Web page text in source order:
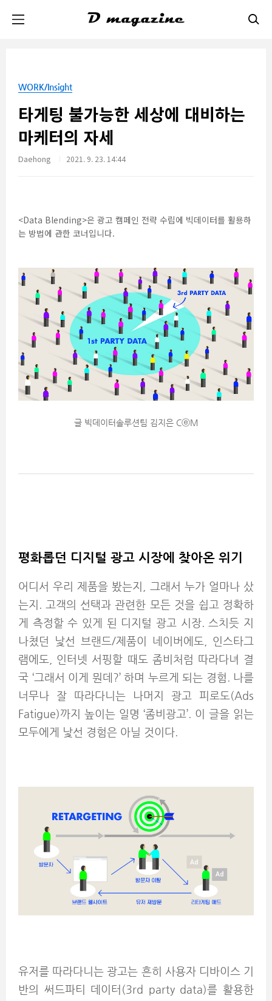
WORK/Insight
타게팅 불가능한 세상에 대비하는
마케터의 자세
Daehong 2021. 9. 23. 14:44
<Data Blending>은 광고 캠페인 전략 수립에 빅데이터를 활용하
는 방법에 관한 코너입니다.
글 빅데이터솔루션팀 김지은 CⓔM
평화롭던 디지털 광고 시장에 찾아온 위기
어디서 우리 제품을 봤는지, 그래서 누가 얼마나 샀
는지. 고객의 선택과 관련한 모든 것을 쉽고 정확하
게 측정할 수 있게 된 디지털 광고 시장. 스치듯 지
나쳤던 낯선 브랜드/제품이 네이버에도, 인스타그
램에도, 인터넷 서핑할 때도 좀비처럼 따라다녀 결
국 ‘그래서 이게 뭔데?’ 하며 누르게 되는 경험. 나를
너무나 잘 따라다니는 나머지 광고 피로도(Ads
Fatigue)까지 높이는 일명 ‘좀비광고’. 이 글을 읽는
모두에게 낯선 경험은 아닐 것이다.
유저를 따라다니는 광고는 흔히 사용자 디바이스 기
반의 써드파티 데이터(3rd party data)를 활용한